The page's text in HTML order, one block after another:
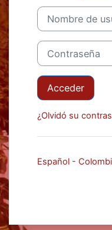
Nombre de usuario
Contraseña
Acceder
¿Olvidó su
Español -